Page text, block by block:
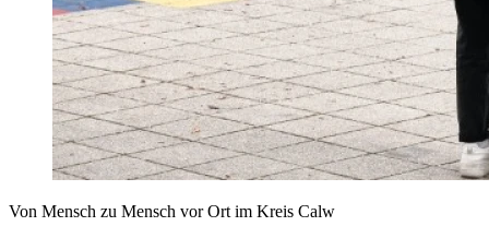
Von Mensch zu Mensch vor Ort im Kreis Calw